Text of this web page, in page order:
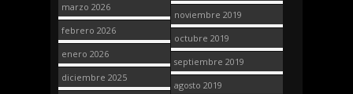
marzo 2026
febrero 2026
enero 2026
diciembre 2025
noviembre 2019
octubre 2019
septiembre 2019
agosto 2019